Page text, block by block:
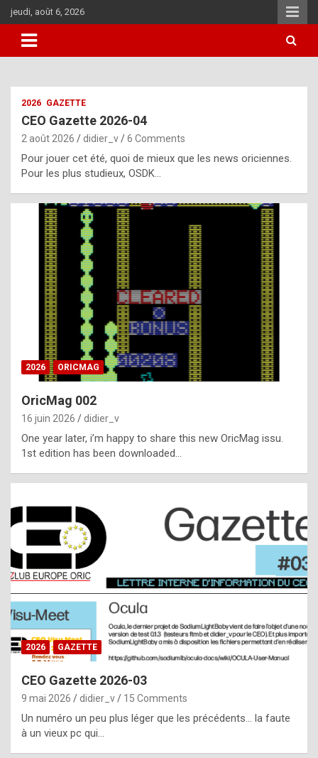
Skip
to
content
jeudi, août 6, 2026
i
u
l
y
d
i
ff
i
l
t
t
s
t
a
s
i
e
f
2026 GAZETTE
CEO Gazette 2026-04
2 août 2026 didier_v 6 Comments
Pour jouer cet été, quoi de mieux que les news oriciennes.
Pour les plus studieux, OSDK…
2026 ORICMAG
OricMag 002
16 juin 2026 didier_v
One year later, i’m happy to share this new OricMag issu.
1st edition has been downloaded…
2026 GAZETTE
CEO Gazette 2026-03
9 mai 2026 didier_v 15 Comments
Un numéro un peu plus léger que les précédents… la faute
à un vieux pc qui…